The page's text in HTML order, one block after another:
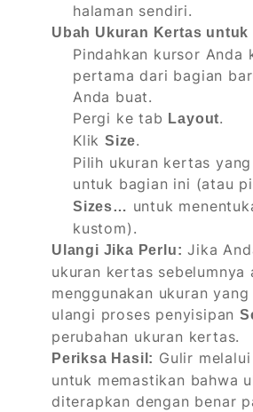
halaman sendiri.
Ubah Ukuran Kertas untuk
Pindahkan kursor Anda
pertama dari bagian
Anda buat.
Pergi ke tab Layout.
Klik Size.
Pilih ukuran kertas
untuk bagian ini (atau
Sizes… untuk
kustom).
Ulangi Jika Perlu: Jika
ukuran kertas sebelumnya
menggunakan ukuran
ulangi proses penyisipan
perubahan ukuran kertas.
Periksa Hasil: Gulir
untuk memastikan bahwa
diterapkan dengan benar